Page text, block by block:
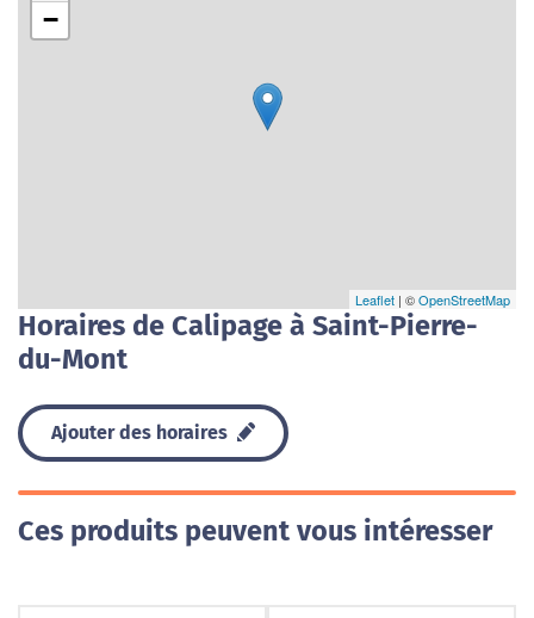
−
Leaflet | ©OpenStreetMap
Horaires de Calipage à Saint-Pierre-
du-Mont
Ajouter des horaires
Ces produits peuvent vous intéresser